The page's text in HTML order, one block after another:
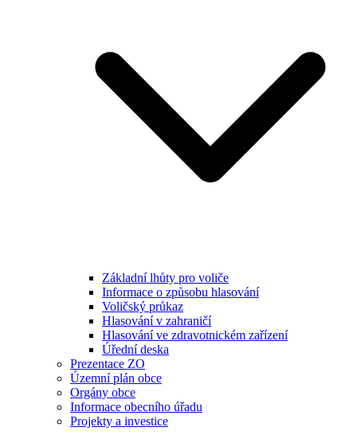
Základní lhůty pro voliče
Informace o způsobu hlasování
Voličský průkaz
Hlasování v zahraničí
Hlasování ve zdravotnickém zařízení
Úřední deska
Prezentace ZO
Územní plán obce
Orgány obce
Informace obecního úřadu
Projekty a investice